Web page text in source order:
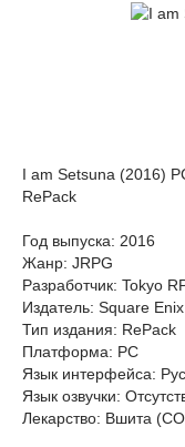
I am Setsuna (2016)
RePack
Год выпуска: 2016
Жанр: JRPG
Разработчик: Tokyo
Издатель: Square Enix
Тип издания: RePack
Платформа: PC
Язык интерфейса:
Язык озвучки:
Лекарство: Вшита